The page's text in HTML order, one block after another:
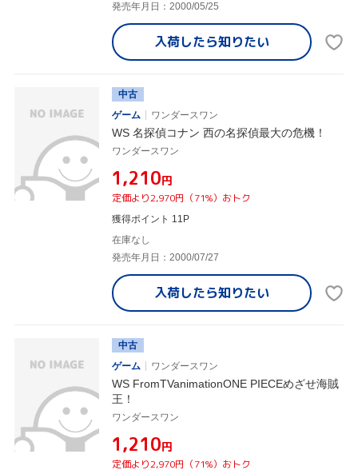
発売年月日：2000/05/25
入荷したら知りたい
中古
ゲーム
ワンダースワン
WS 名探偵コナン 西の名探偵最大の危機！
ワンダースワン
¥1,210円
定価より2,970円（71%）おトク
獲得ポイント 11P
在庫なし
発売年月日：2000/07/27
入荷したら知りたい
中古
ゲーム
ワンダースワン
WS FromTVanimationONE PIECEめざせ海賊
王！
ワンダースワン
¥1,210円
定価より2,970円（71%）おトク